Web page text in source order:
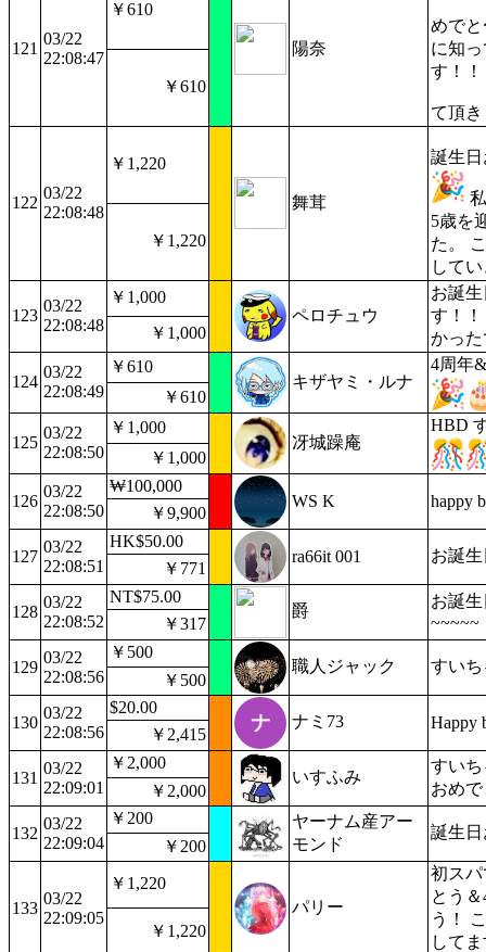
121
03/22
22:08:47
￥610
陽奈
めでと
に知
す！
て頂き
￥610
122
03/22
22:08:48
￥1,220
舞茸
誕生
5歳を
た。
して
￥1,220
123
03/22
22:08:48
￥1,000
ペロチュウ
お誕
す！
かっ
￥1,000
124
03/22
22:08:49
￥610
キザヤミ・ルナ
4周年
￥610
125
03/22
22:08:50
￥1,000
冴城躁庵
HBD
￥1,000
126
03/22
22:08:50
₩100,000
WS K
happy
￥9,900
127
03/22
22:08:51
HK$50.00
ra66it 001
お誕
￥771
128
03/22
22:08:52
NT$75.00
爵
お誕
~~~~~
￥317
129
03/22
22:08:56
￥500
職人ジャック すい
￥500
130
03/22
22:08:56
$20.00
ナミ73 Happy
￥2,415
131
03/22
22:09:01
￥2,000
いすふみ
すい
おめ
￥2,000
132
03/22
22:09:04
￥200
ヤーナム産アー
モンド
誕生
￥200
133
03/22
22:09:05
￥1,220
パリー
初ス
とう
う！
して
￥1,220